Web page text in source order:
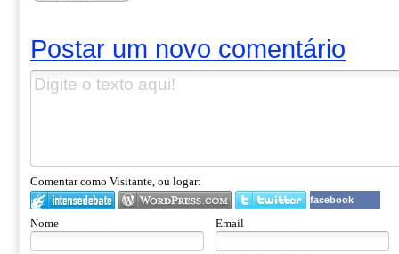
Postar um novo comentário
Comentar como Visitante, ou logar:
facebook
Nome Email